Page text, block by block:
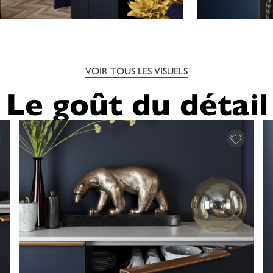
VOIR TOUS LES VISUELS
Le goût du détail